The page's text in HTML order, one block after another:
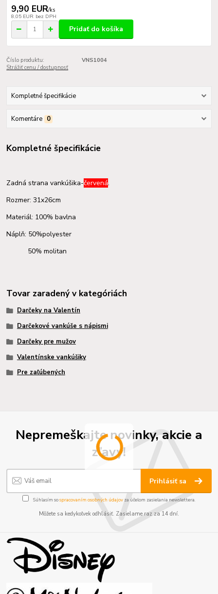
9,90 EUR/ks
8,05 EUR bez DPH
Pridať do košíka
Číslo produktu:
VNS1004
Strážiť cenu / dostupnosť
Kompletné špecifikácie
Komentáre 0
Kompletné špecifikácie
Zadná strana vankúšika-červená.
Rozmer: 31x26cm
Materiál: 100% bavlna
Náplň: 50%polyester
50% molitan
Tovar zaradený v kategóriách
Darčeky na Valentín
Darčekové vankúše s nápismi
Darčeky pre mužov
Valentínske vankúšiky
Pre zaľúbených
Nepremeškajte novinky, akcie a
zľavy!
Prihlásiť sa
Súhlasím sospracovaním osobných údajov za účelom zasielania newslettera.
Môžete sa kedykoľvek odhlásiť. Zasielame raz za 14 dní.